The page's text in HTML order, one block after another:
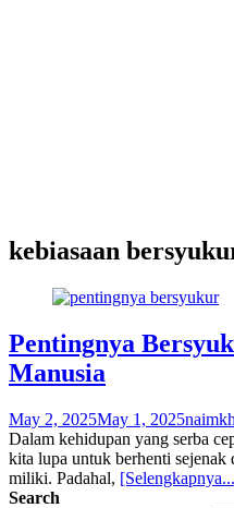
kebiasaan
Pentingnya
Manusia
May 2, 2025May 1, 2025
Dalam kehidupan yang serba
kita lupa untuk berhenti sejenak
miliki. Padahal,
Search